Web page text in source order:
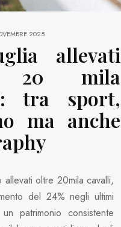
2025
allevati
20 mila
tra sport,
ma anche
allevati oltre 20mila cavalli,
del 24% negli ultimi
patrimonio consistente